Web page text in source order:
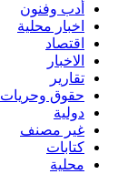
أدب وفنون
اخبار محلية
اقتصاد
الاخبار
تقارير
حقوق وحريات
دولية
غير مصنف
كتابات
محلية